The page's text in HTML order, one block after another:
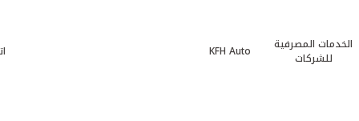
الخدمات المصرفية
للشركات
KFH Auto